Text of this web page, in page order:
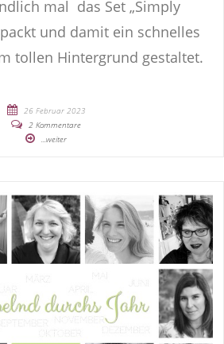
mal das Set „Simply
und damit ein schnelles
tollen Hintergrund gestaltet.
26 Februar 2023
2 Kommentare
...weiter